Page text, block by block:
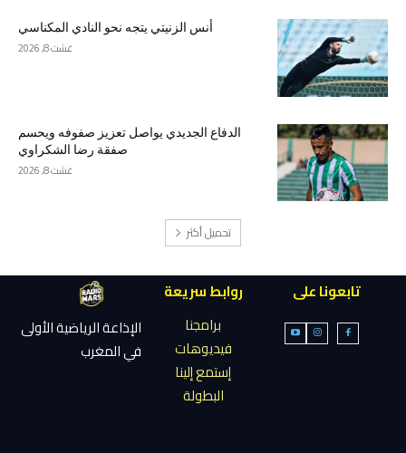
أنس الزنيتي يتجه نحو النادي المكناسي
غشت 8, 2026
الدفاع الجديدي يواصل تعزيز صفوفه ويحسم
صفقة رضا الشكراوي
غشت 8, 2026
تحميل أكثر
تابعونا على
روابط سريعة
برامجنا
فيديوهات
إستمع إلينا
البطولة
الإذاعة الرياضية الأولى
في المغرب